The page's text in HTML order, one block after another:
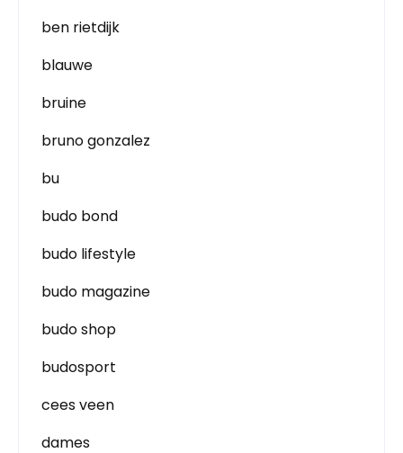
ben rietdijk
blauwe
bruine
bruno gonzalez
bu
budo bond
budo lifestyle
budo magazine
budo shop
budosport
cees veen
dames